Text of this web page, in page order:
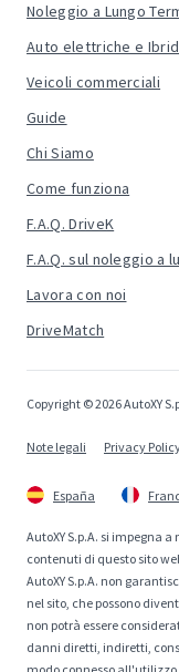
Noleggio a Lungo
Auto elettriche e
Veicoli commerciali
Guide
Chi Siamo
Come funziona
F.A.Q. DriveK
F.A.Q. sul noleggio a
Lavora con noi
DriveMatch
Copyright © 2026 AutoXY
Note legali Privacy
España
AutoXY S.p.A. si impegna
contenuti di questo sito
AutoXY S.p.A. non
nel sito, che possono
non potrà essere
danni diretti, indiretti,